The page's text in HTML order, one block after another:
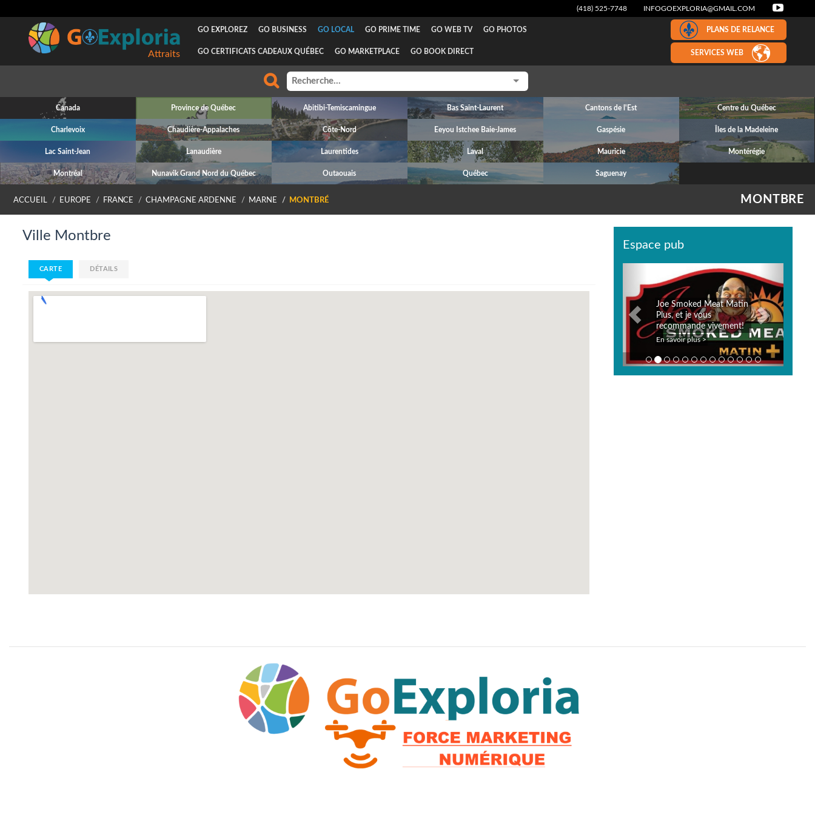
(418) 525-7748 INFOGOEXPLORIA@GMAIL.COM
Attraits
GO EXPLOREZ GO BUSINESS GO LOCAL GO PRIME TIME GO WEB TV GO PHOTOS
GO CERTIFICATS CADEAUX QUÉBEC GO MARKETPLACE GO BOOK DIRECT
PLANS DE RELANCE
SERVICES WEB
Canada Province de Québec Abitibi-Temiscamingue Bas Saint-Laurent Cantons de l'Est Centre du Québec
Charlevoix Chaudière-Appalaches Côte-Nord Eeyou Istchee Baie-James Gaspésie Îles de la Madeleine
Lac Saint-Jean Lanaudière Laurentides Laval Mauricie Montérégie
Montréal Nunavik Grand Nord du Québec Outaouais Québec Saguenay
MONTBRE
ACCUEIL EUROPE FRANCE CHAMPAGNE ARDENNE MARNE MONTBRÉ
Ville Montbre
CARTE DÉTAILS
Espace pub
Joe Smoked Meat Matin
Plus, et je vous
recommande vivement!
En savoir plus >